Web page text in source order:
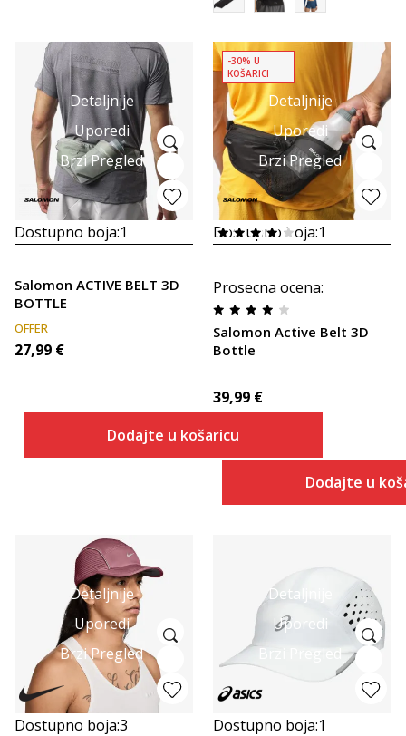
Detaljnije
Uporedi
Brzi Pregled
Dostupno boja:1
Salomon ACTIVE BELT 3D
BOTTLE
OFFER
27,99 €
Dodajte u košaricu
Detaljnije
Uporedi
Brzi Pregled
-30% U
KOŠARICI
Dostupno boja:1
Prosecna ocena:
Salomon Active Belt 3D
Bottle
39,99 €
Dodajte u
Detaljnije
Uporedi
Brzi Pregled
Dostupno boja:3
Detaljnije
Uporedi
Brzi Pregled
Dostupno boja:1